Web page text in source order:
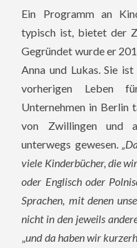
Ein Programm an
typisch ist, bietet der
Gegründet wurde er
Anna und Lukas. Sie
vorherigen Leben
Unternehmen in Berlin
von Zwillingen und
unterwegs gewesen.
viele Kinderbücher, die
oder Englisch oder
Sprachen, mit denen
nicht in den jeweils
„und da haben wir